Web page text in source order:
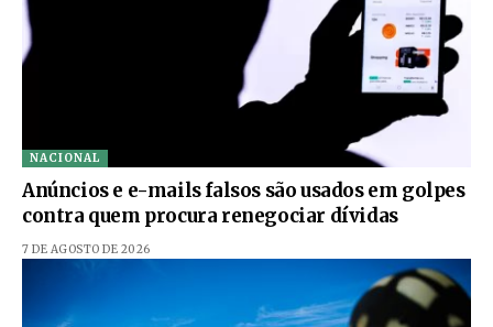
NACIONAL
Anúncios e e-mails falsos são usados em golpes
contra quem procura renegociar dívidas
7 DE AGOSTO DE 2026